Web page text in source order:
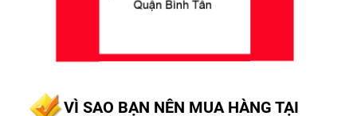
VÌ SAO BẠN NÊN MUA HÀNG TẠI